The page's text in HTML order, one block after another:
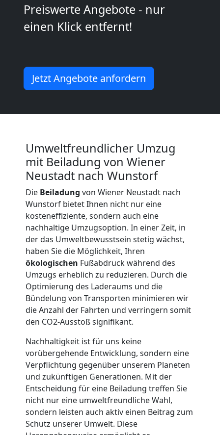
Preiswerte Angebote - nur
einen Klick entfernt!
Jetzt Angebote anfordern
Umweltfreundlicher Umzug
mit Beiladung von Wiener
Neustadt nach Wunstorf
Die Beiladung von Wiener Neustadt nach
Wunstorf bietet Ihnen nicht nur eine
kosteneffiziente, sondern auch eine
nachhaltige Umzugsoption. In einer Zeit, in
der das Umweltbewusstsein stetig wächst,
haben Sie die Möglichkeit, Ihren
ökologischen Fußabdruck während des
Umzugs erheblich zu reduzieren. Durch die
Optimierung des Laderaums und die
Bündelung von Transporten minimieren wir
die Anzahl der Fahrten und verringern somit
den CO2-Ausstoß signifikant.
Nachhaltigkeit ist für uns keine
vorübergehende Entwicklung, sondern eine
Verpflichtung gegenüber unserem Planeten
und zukünftigen Generationen. Mit der
Entscheidung für eine Beiladung treffen Sie
nicht nur eine umweltfreundliche Wahl,
sondern leisten auch aktiv einen Beitrag zum
Schutz unserer Umwelt. Diese
LKW
Neustadt
Kunsttransport
Wiener
Neustadt
Umzug
Wiener
Neustadt
Mann
LKW
Möbellift
Wiener